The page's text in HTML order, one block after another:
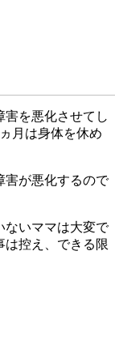
害を悪化させてし
月は身体を休め
害が悪化するので
ないママは大変で
は控え、できる限